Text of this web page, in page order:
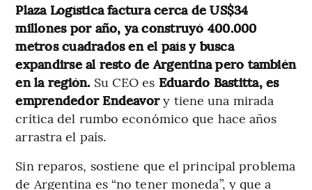
Plaza Logística factura cerca de US$34
millones por año, ya construyó 400.000
metros cuadrados en el país y busca
expandirse al resto de Argentina pero también
en la región. Su CEO es Eduardo Bastitta, es
emprendedor Endeavory tiene una mirada
crítica del rumbo económico que hace años
arrastra el país.
Sin reparos, sostiene que el principal problema
de Argentina es “no tener moneda”, y que a